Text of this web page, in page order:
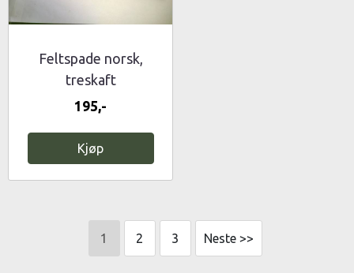
Feltspade norsk,
treskaft
sammenleggbar
195,-
Kjøp
1 2 3 Neste >>